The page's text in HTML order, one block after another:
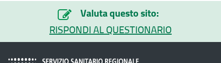
Valuta questo sito:
RISPONDI AL QUESTIONARIO